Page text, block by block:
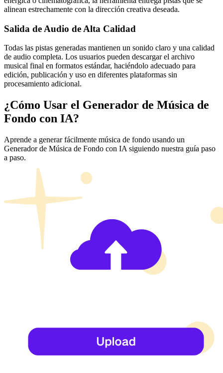
alinean estrechamente con la dirección creativa deseada.
Salida de Audio de Alta Calidad
Todas las pistas generadas mantienen un sonido claro y una calidad
de audio completa. Los usuarios pueden descargar el archivo
musical final en formatos estándar, haciéndolo adecuado para
edición, publicación y uso en diferentes plataformas sin
procesamiento adicional.
¿Cómo Usar el Generador de Música de
Fondo con IA?
Aprende a generar fácilmente música de fondo usando un
Generador de Música de Fondo con IA siguiendo nuestra guía paso
a paso.